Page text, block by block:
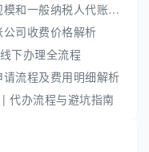
6.代理记账公司收费标准2026：小规模和一般纳税人代账费解析
司收费价格解析
下办理全流程
流程及费用明细解析
代办流程与避坑指南